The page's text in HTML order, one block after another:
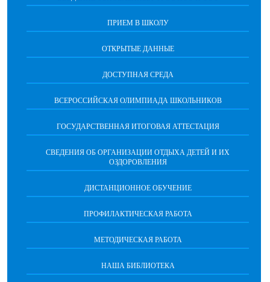
ПРИЕМ В ШКОЛУ
ОТКРЫТЫЕ ДАННЫЕ
ДОСТУПНАЯ СРЕДА
ВСЕРОССИЙСКАЯ ОЛИМПИАДА ШКОЛЬНИКОВ
ГОСУДАРСТВЕННАЯ ИТОГОВАЯ АТТЕСТАЦИЯ
СВЕДЕНИЯ ОБ ОРГАНИЗАЦИИ ОТДЫХА ДЕТЕЙ И ИХ
ОЗДОРОВЛЕНИЯ
ДИСТАНЦИОННОЕ ОБУЧЕНИЕ
ПРОФИЛАКТИЧЕСКАЯ РАБОТА
МЕТОДИЧЕСКАЯ РАБОТА
НАША БИБЛИОТЕКА